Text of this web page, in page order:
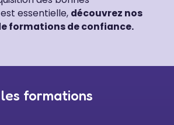
essentielle, découvrez nos
formations de confiance.
formations